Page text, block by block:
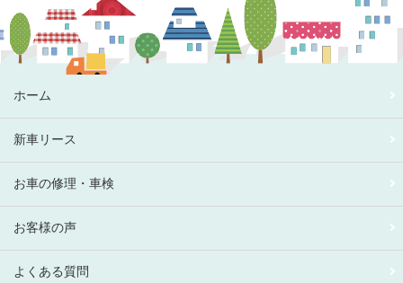
ホーム
新車リース
お車の修理・車検
お客様の声
よくある質問